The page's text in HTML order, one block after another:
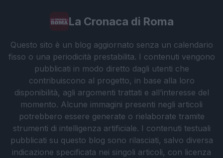
La Cronaca di Roma
Questo sito è un blog aggiornato senza un calendario
fisso o una periodicità prestabilita. I contenuti vengono
pubblicati in modo diretto dagli utenti che
contribuiscono al progetto, in base alla loro
disponibilità, agli argomenti trattati e all’interesse del
momento. Alcune immagini presenti negli articoli
potrebbero essere generate o rielaborate tramite
strumenti di intelligenza artificiale. I contenuti testuali
pubblicati su questo blog sono rilasciati, salvo diversa
indicazione specificata nei singoli articoli, con licenza